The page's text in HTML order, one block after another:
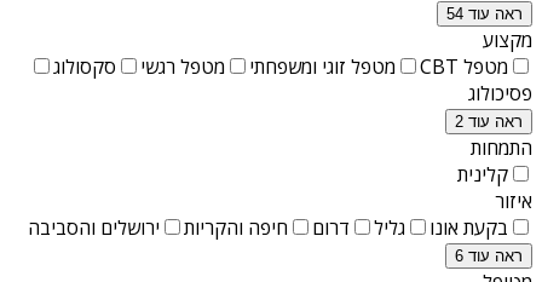
ראה עוד 54
מקצוע
מטפל CBT
מטפל זוגי ומשפחתי מטפל רגשי
סקסולוג
פסיכולוג
ראה עוד 2
התמחות
קלינית
איזור
בקעת אונו
גליל דרום חיפה והקריות ירושלים והסביבה
ראה עוד 6